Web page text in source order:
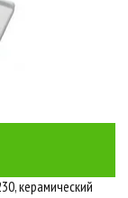
керамический